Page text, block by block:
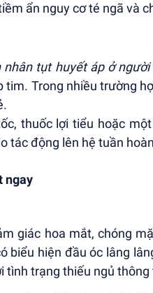
ẩn nguy cơ té ngã và
nhân tụt huyết áp ở
Trong nhiều trường
thuốc lợi tiểu hoặc
tác động lên hệ tuần
ngay
giác hoa mắt, chóng
biểu hiện đầu óc lâng
tình trạng thiếu ngủ thông